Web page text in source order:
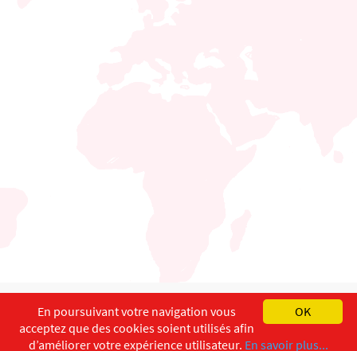
English Français
Copyright ©ISEC-AdW Impressum
OK
En poursuivant votre navigation vous
acceptez que des cookies soient utilisés afin
d’améliorer votre expérience utilisateur. En savoir plus...